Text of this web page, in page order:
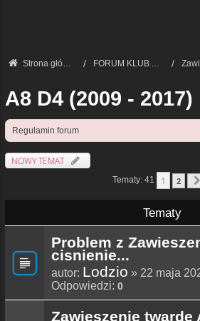
Strona główna FORUM KLUB AUDI A8 - FORUM TECHNICZNE
A8 D4 (2009 - 2017)
Regulamin forum
NOWY TEMAT
Tematy: 41 1 2
Tematy
Problem z
cisnienie...
autor: Lodzio » 22 maja
Odpowiedzi: 0
Zawieszenie twarde